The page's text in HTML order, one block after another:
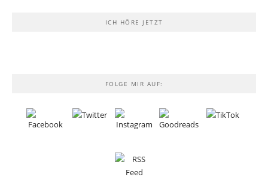
ICH HÖRE JETZT
FOLGE MIR AUF: